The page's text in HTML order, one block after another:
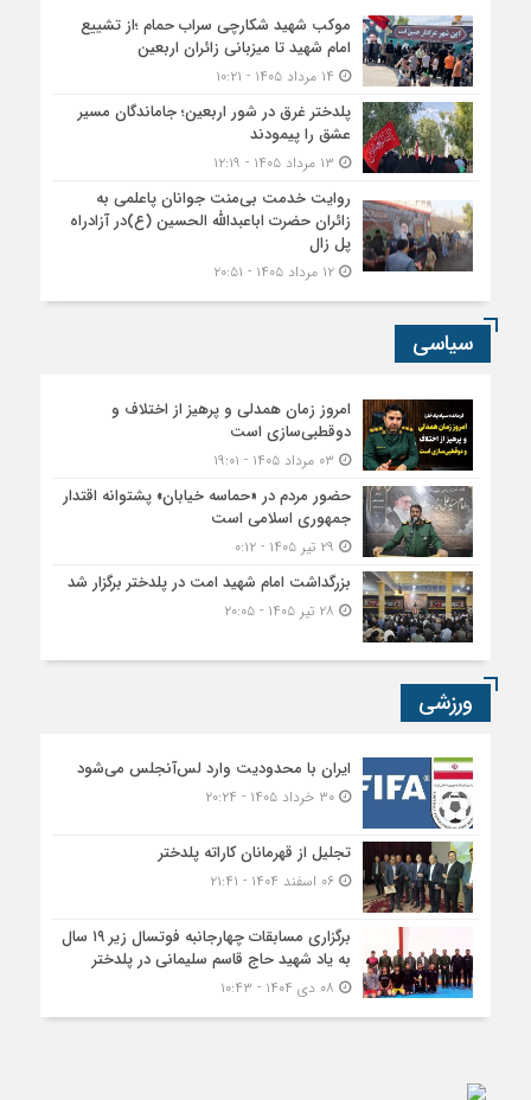
موکب شهید شکارچی سراب حمام ؛از تشییع
امام شهید تا میزبانی زائران اربعین
پلدختر غرق در شور اربعین؛ جاماندگان مسیر
عشق را پیمودند
روایت خدمت بی‌منت جوانان پاعلمی به
زائران حضرت اباعبدالله الحسین (ع)در آزادراه
پل زال
۱۲ مرداد ۱۴۰۵ - ۲۰:۵۱
سیاسی
امروز زمان همدلی و پرهیز از اختلاف و
دوقطبی‌سازی است
حضور مردم در «حماسه خیابان» پشتوانه اقتدار
جمهوری اسلامی است
بزرگداشت امام شهید امت در پلدختر برگزار شد
ورزشی
ایران با محدودیت وارد لس‌آنجلس می‌شود
۳۰ خرداد ۱۴۰۵ - ۲۰:۲۴
تجلیل از قهرمانان کاراته پلدختر
۰۶ اسفند ۱۴۰۴ - ۲۱:۴۱
برگزاری مسابقات چهارجانبه فوتسال زیر ۱۹ سال
به یاد شهید حاج قاسم سلیمانی در پلدختر